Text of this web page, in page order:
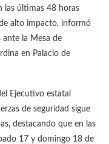
las últimas 48 horas
alto impacto, informó
ante la Mesa de
en Palacio de
Ejecutivo estatal
de seguridad sigue
destacando que en las
17 y domingo 18 de